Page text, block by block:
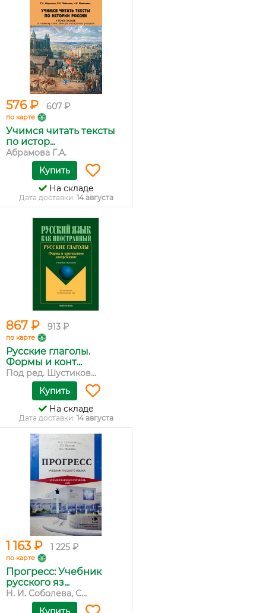
576 ₽ 607 ₽
по карте
Учимся читать тексты
по истор...
Абрамова Г.А.
Купить
На складе
Дата доставки: 14 августа
867 ₽ 913 ₽
по карте
Русские глаголы.
Формы и конт...
Под ред. Шустиков...
Купить
На складе
Дата доставки: 14 августа
1 163 ₽ 1 225 ₽
по карте
Прогресс: Учебник
русского яз...
Н. И. Соболева, С...